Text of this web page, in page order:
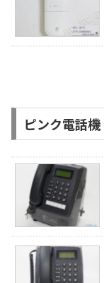
ピンク電話機